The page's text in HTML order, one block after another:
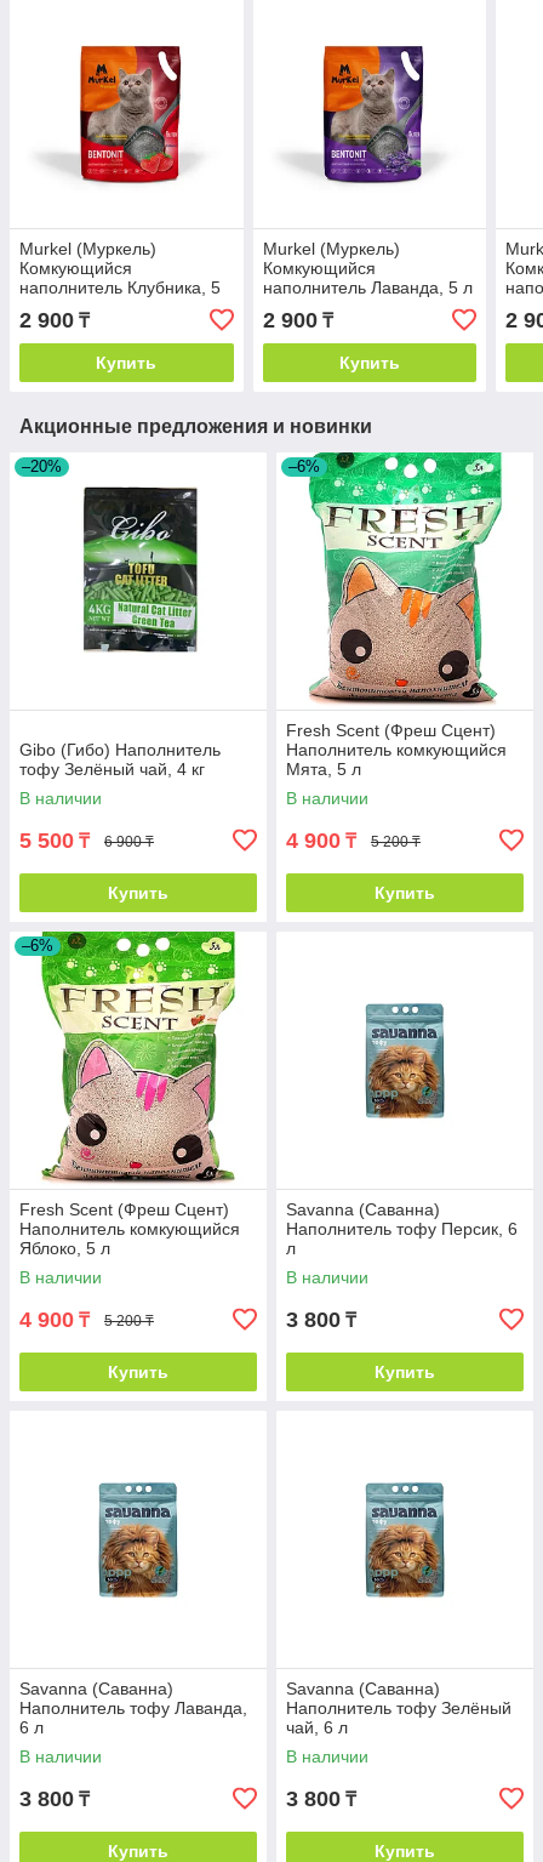
Murkel (Муркель)
Комкующийся
наполнитель Клубника, 5
2 900 ₸
Купить
Murkel (Муркель)
Комкующийся
наполнитель Лаванда, 5 л
2 900₸
Купить
2
Акционные предложения и новинки
–20%
Gibo (Гибо) Наполнитель
тофу Зелёный чай, 4 кг
В наличии
5 500 ₸ 6 900 ₸
Купить
–6%
Fresh Scent (Фреш Сцент)
Наполнитель комкующийся
Мята, 5 л
В наличии
4 900 ₸ 5 200 ₸
Купить
–6%
Fresh Scent (Фреш Сцент)
Наполнитель комкующийся
Яблоко, 5 л
В наличии
4 900 ₸ 5 200 ₸
Купить
Savanna (Саванна)
Наполнитель тофу Персик, 6
л
В наличии
3 800 ₸
Купить
Savanna (Саванна)
Наполнитель тофу Лаванда,
6 л
В наличии
3 800 ₸
Купить
Savanna (Саванна)
Наполнитель тофу Зелёный
чай, 6 л
В наличии
3 800 ₸
Купить